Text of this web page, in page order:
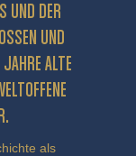
DER P
UND BE
ALTE KA
GR
als